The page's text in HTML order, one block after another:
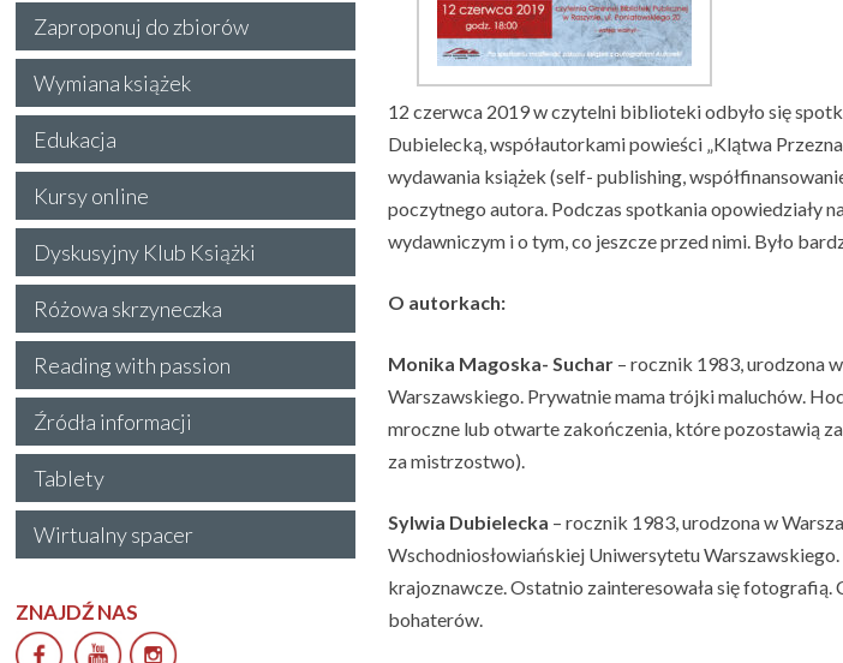
12 czerwca 2019 w czytelni biblioteki odbyło się
Dubielecką, współautorkami powieści „Klątwa
wydawania książek (self- publishing,
poczytnego autora. Podczas spotkania opowiedziały
wydawniczym i o tym, co jeszcze przed nimi. Było
O autorkach:
Monika Magoska- Suchar – rocznik 1983, urodzona
Warszawskiego. Prywatnie mama trójki maluchów.
mroczne lub otwarte zakończenia, które pozostawią
za mistrzostwo).
Sylwia Dubielecka – rocznik 1983, urodzona w
Wschodniosłowiańskiej Uniwersytetu
krajoznawcze. Ostatnio zainteresowała się
bohaterów.
Zaproponuj do zbiorów
Wymiana książek
Edukacja
Kursy online
Dyskusyjny Klub Książki
Różowa skrzyneczka
Reading with passion
Źródła informacji
Tablety
Wirtualny spacer
ZNAJDŹ NAS